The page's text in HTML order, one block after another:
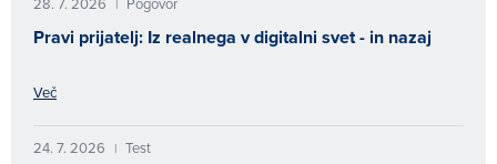
|
Pravi prijatelj: Iz realnega v digitalni svet - in nazaj
Več
24. 7. 2026 | Test